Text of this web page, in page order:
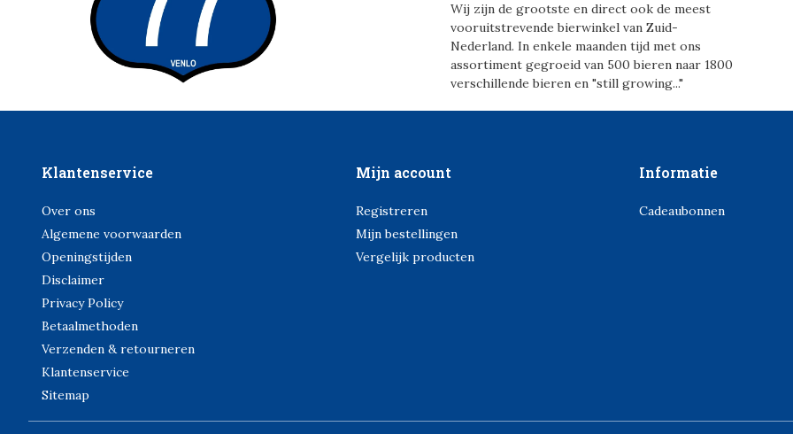
Wij zijn de grootste en direct ook de meest
vooruitstrevende bierwinkel van Zuid-
Nederland. In enkele maanden tijd met ons
assortiment gegroeid van 500 bieren naar 1800
verschillende bieren en "still growing..."
Klantenservice
Over ons
Algemene voorwaarden
Openingstijden
Disclaimer
Privacy Policy
Betaalmethoden
Verzenden & retourneren
Klantenservice
Sitemap
Mijn account
Registreren
Mijn bestellingen
Vergelijk producten
Informatie
Cadeaubonnen